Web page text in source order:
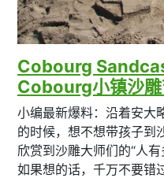
Cobourg
Cobourg小镇沙雕
小编最新爆料：沿着安大
的时候，想不想带孩子到
欣赏到沙雕大师们的“人
如果想的话，千万不要错